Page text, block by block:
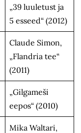
„39 luuletust ja
5 esseed“ (2012)
Claude Simon,
„Flandria tee“
(2011)
„Gilgameši
eepos“ (2010)
Mika Waltari,